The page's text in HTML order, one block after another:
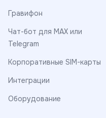
Гравифон
Чат-бот для MAX или
Telegram
Корпоративные SIM-карты
Интеграции
Оборудование